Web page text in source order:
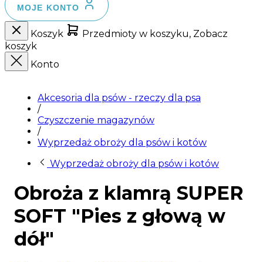
MOJE KONTO
Koszyk
Przedmioty w koszyku, Zobacz
koszyk
Konto
Akcesoria dla psów - rzeczy dla psa
/
Czyszczenie magazynów
/
Wyprzedaż obroży dla psów i kotów
Wyprzedaż obroży dla psów i kotów
Obroża z klamrą SUPER
SOFT "Pies z głową w
dół"